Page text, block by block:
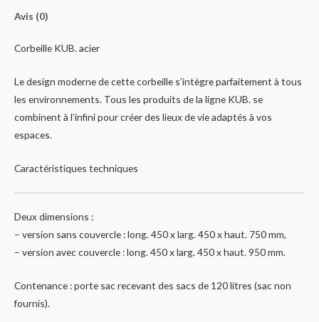
Avis (0)
Corbeille KUB. acier
Le design moderne de cette corbeille s’intègre parfaitement à tous
les environnements. Tous les produits de la ligne KUB. se
combinent à l’infini pour créer des lieux de vie adaptés à vos
espaces.
Caractéristiques techniques
Deux dimensions :
– version sans couvercle : long. 450 x larg. 450 x haut. 750 mm,
– version avec couvercle : long. 450 x larg. 450 x haut. 950 mm.
Contenance : porte sac recevant des sacs de 120 litres (sac non
fournis).